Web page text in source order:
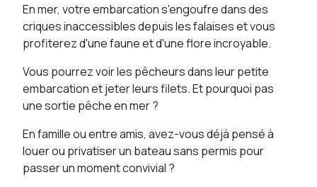
En mer, votre embarcation s'engoufre dans des
criques inaccessibles depuis les falaises et vous
profiterez d'une faune et d'une flore incroyable.
Vous pourrez voir les pêcheurs dans leur petite
embarcation et jeter leurs filets. Et pourquoi pas
une sortie pêche en mer ?
En famille ou entre amis, avez-vous déjà pensé à
louer ou privatiser un bateau sans permis pour
passer un moment convivial ?